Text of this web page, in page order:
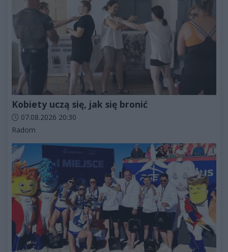
Kobiety uczą się, jak się bronić
Data dodania artykułu:
07.08.2026 20:30
Kategorie artykułu:
Radom